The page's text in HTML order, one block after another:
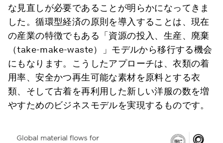
な見直しが必要であることが明らかになってきま
した。循環型経済の原則を導入することは、現在
の産業の特徴でもある「資源の投入、生産、廃棄
（take-make-waste）」モデルから移行する機会
にもなります。こうしたアプローチは、衣類の着
用率、安全かつ再生可能な素材を原料とする衣
類、そして古着を再利用した新しい洋服の数を増
やすためのビジネスモデルを実現するものです。